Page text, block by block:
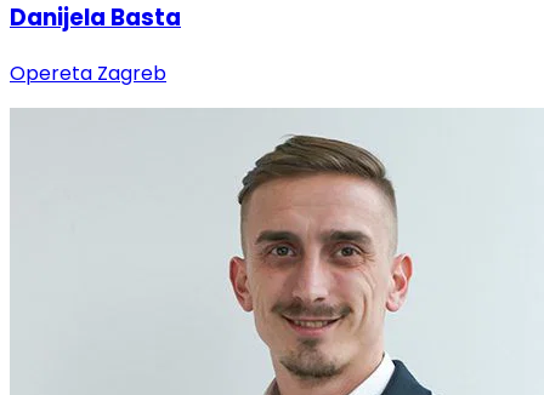
Danijela Basta
Opereta Zagreb